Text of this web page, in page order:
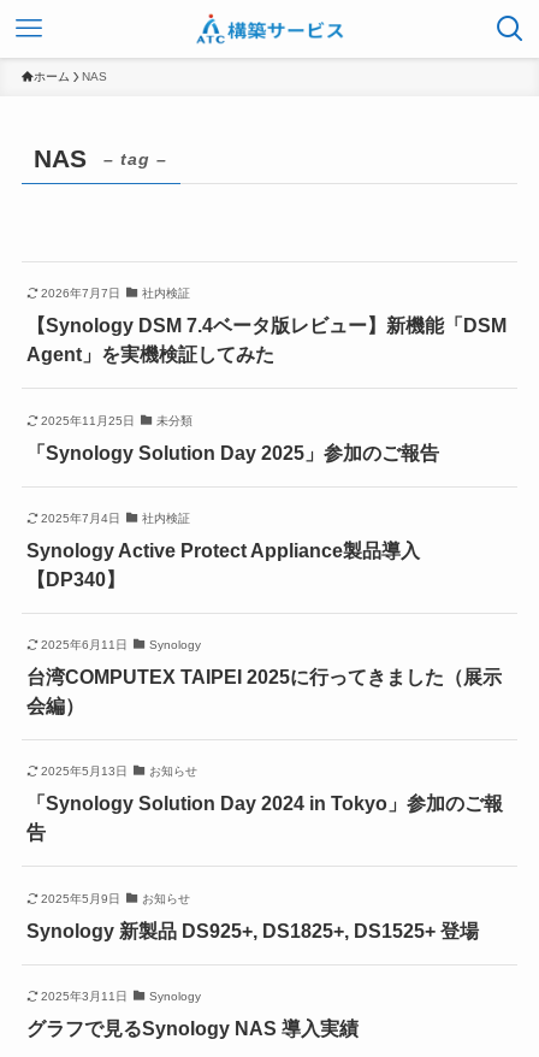
ホーム NAS
NAS – tag –
2026年7月7日 社内検証
【Synology DSM 7.4ベータ版レビュー】新機能「DSM
Agent」を実機検証してみた
2025年11月25日 未分類
「Synology Solution Day 2025」参加のご報告
2025年7月4日 社内検証
Synology Active Protect Appliance製品導入
【DP340】
2025年6月11日 Synology
台湾COMPUTEX TAIPEI 2025に行ってきました（展示
会編）
2025年5月13日 お知らせ
「Synology Solution Day 2024 in Tokyo」参加のご報
告
2025年5月9日 お知らせ
Synology 新製品 DS925+, DS1825+, DS1525+ 登場
2025年3月11日 Synology
グラフで見るSynology NAS 導入実績